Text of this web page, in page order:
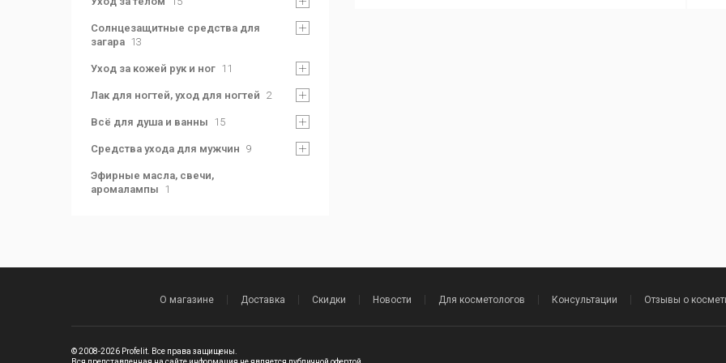
Солнцезащитные средства для
загара 13
Уход за кожей рук и ног 11
Лак для ногтей, уход для ногтей 2
Всё для душа и ванны 15
Средства ухода для мужчин 9
Эфирные масла, свечи,
аромалампы 1
О магазине Доставка Скидки Новости Для косметологов Консультации Отзывы о
© 2008-2026 Profelit. Все права защищены.